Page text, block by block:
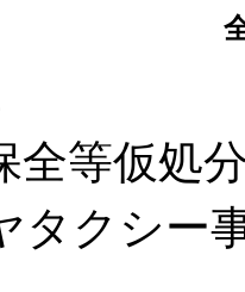
全等仮処
タクシー